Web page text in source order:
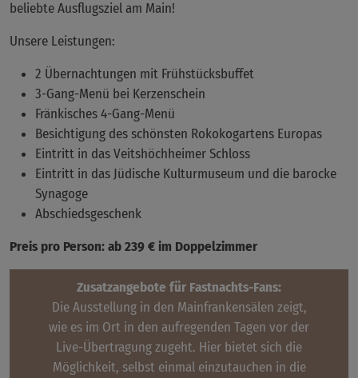
beliebte Ausflugsziel am Main!
Unsere Leistungen:
2 Übernachtungen mit Frühstücksbuffet
3-Gang-Menü bei Kerzenschein
Fränkisches 4-Gang-Menü
Besichtigung des schönsten Rokokogartens Europas
Eintritt in das Veitshöchheimer Schloss
Eintritt in das Jüdische Kulturmuseum und die barocke
Synagoge
Abschiedsgeschenk
Preis pro Person: ab 239 € im Doppelzimmer
Zusatzangebote für Fastnachts-Fans:
Die Ausstellung in den Mainfrankensälen zeigt,
wie es im Ort in den aufregenden Tagen vor der
Live-Übertragung zugeht. Hier bietet sich die
Möglichkeit, selbst einmal einzutauchen in die